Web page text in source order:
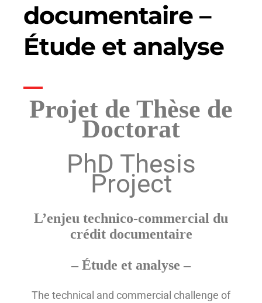
documentaire –
Étude et analyse
Projet de Thèse de
Doctorat
PhD Thesis
Project
L’enjeu technico-commercial du
crédit documentaire
– Étude et analyse –
The technical and commercial challenge of